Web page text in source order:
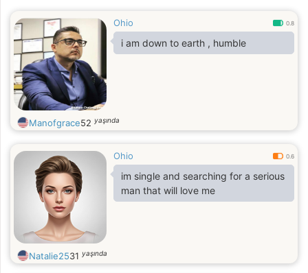
Ohio 0.8
i am down to earth , humble
Manofgrace52 yaşında
Ohio 0.6
im single and searching for a serious
man that will love me
Natalie2531 yaşında